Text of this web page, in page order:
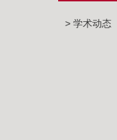
> 学术动态